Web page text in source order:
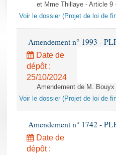
Rapports sur l'application des
Baromètre de l’application des
Budget et sécurité sociale
Questions écrites et orales
Comptes rendus des débats
et Mme Thillaye - Article 9
Voir le dossier (Projet de loi de
Amendement n° 1993 -
Date de
dépôt :
25/10/2024
Amendement de M.
Voir le dossier (Projet de loi de
Amendement n° 1742 -
Date de
dépôt :